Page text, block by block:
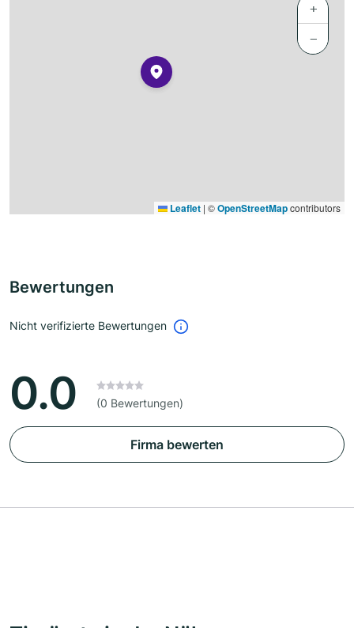
+
−
Leaflet | ©OpenStreetMapcontributors
Bewertungen
Nicht verifizierte Bewertungen
0.0 (0 Bewertungen)
Firma bewerten